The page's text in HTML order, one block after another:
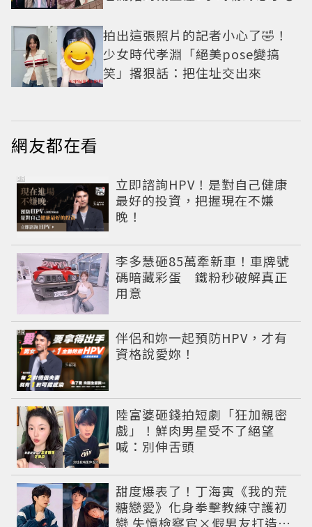
拍出這張照片的記者小心了🤣！
少女時代孝淵「絕美pose變搞
笑」撂狠話：把住址交出來
網友都在看
立即諮詢HPV！是對自己健康
最好的投資，把握現在不嫌
晚！
PR
李多慧砸85萬牽新車！車牌號
碼暗藏彩蛋 鐵粉秒破解真正
用意
伴侶和妳一起預防HPV，才有
資格說愛妳！
PR
陸富婆砸錢拍短劇「狂加親密
戲」！鮮肉男星受不了絕望
喊：別伸舌頭
甜度爆表了！丁海寅《我的荒
糖戀愛》化身拳擊教練守護初
戀 失憶檢察官×假男友打造今